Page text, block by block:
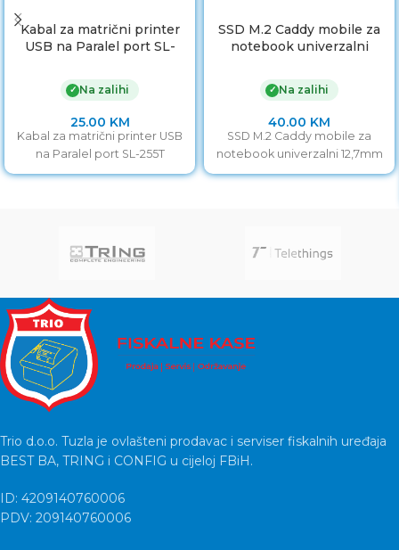
Kabal za matrični printer
USB na Paralel port SL-
✓ Na zalihi
25.00 KM
Kabal za matrični printer USB
na Paralel port SL-255T
SSD M.2 Caddy mobile za
notebook univerzalni
✓ Na zalihi
40.00 KM
SSD M.2 Caddy mobile za
notebook univerzalni 12,7mm
Trio d.o.o. Tuzla je ovlašteni prodavac i serviser fiskalnih uređaja
BEST BA, TRING i CONFIG u cijeloj FBiH.
ID: 4209140760006
PDV: 209140760006